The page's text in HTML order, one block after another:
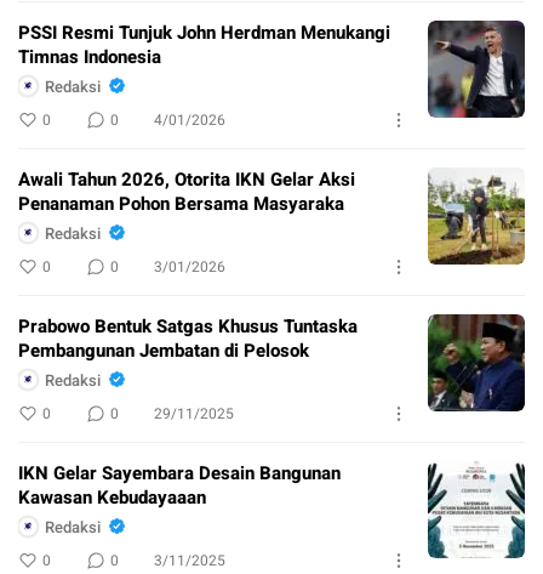
PSSI Resmi Tunjuk John Herdman Menukangi
Timnas Indonesia
Redaksi
0 0 4/01/2026
Awali Tahun 2026, Otorita IKN Gelar Aksi
Penanaman Pohon Bersama Masyaraka
Redaksi
0 0 3/01/2026
Prabowo Bentuk Satgas Khusus Tuntaska
Pembangunan Jembatan di Pelosok
Redaksi
0 0 29/11/2025
IKN Gelar Sayembara Desain Bangunan
Kawasan Kebudayaaan
Redaksi
0 0 3/11/2025